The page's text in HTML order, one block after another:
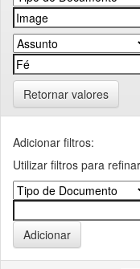
Retornar valores
Adicionar filtros:
Utilizar filtros para